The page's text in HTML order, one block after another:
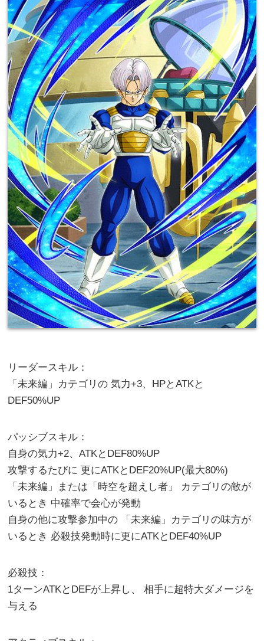
リーダースキル：
「未来編」カテゴリの 気力+3、HPとATKと
DEF50%UP
パッシブスキル：
自身の気力+2、ATKとDEF80%UP
攻撃するたびに 更にATKとDEF20%UP(最大80%)
「未来編」または「時空を超えし者」 カテゴリの敵が
いるとき 中確率で会心が発動
自身の他に攻撃参加中の 「未来編」カテゴリの味方が
いるとき 必殺技発動時に更にATKとDEF40%UP
必殺技：
1ターンATKとDEFが上昇し、 相手に超特大ダメージを
与える